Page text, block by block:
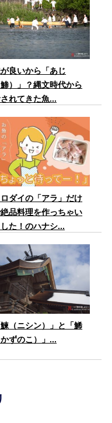
が良いから「あじ
鯵）」？縄文時代から
れてきた魚...
ダイの「アラ」だけ
品料理を作っちゃい
した！のハナシ...
鰊（ニシン）」と「鯑
かずのこ）」...